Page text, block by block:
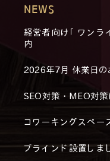
NEWS
経営者向け「ワンラ
内
2026年7月 休業日の
SEO対策・MEO対策
コワーキングスペー
ブラインド設置しま